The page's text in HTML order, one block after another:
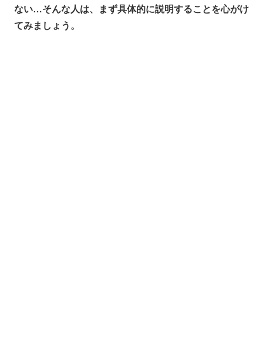
ない…そんな人は、まず具体的に説明することを心がけ
てみましょう。